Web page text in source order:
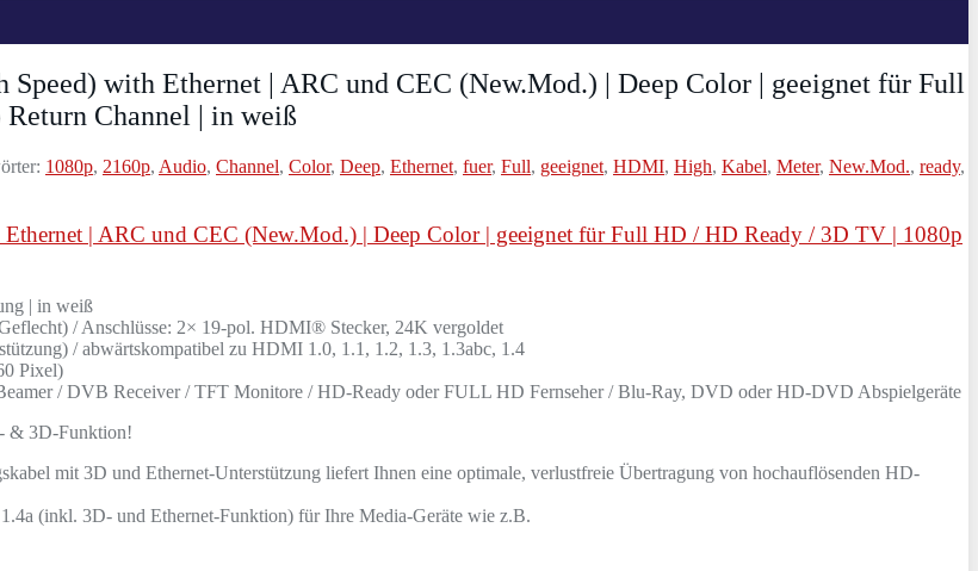
with Ethernet | ARC und CEC (New.Mod.) | Deep Color | geeignet für Full
Channel | in weiß
1080p, 2160p, Audio, Channel, Color, Deep, Ethernet, fuer, Full, geeignet, HDMI, High, Kabel, Meter, New.Mod., ready,
| ARC und CEC (New.Mod.) | Deep Color | geeignet für Full HD / HD Ready / 3D TV | 1080p
| in weiß
/ Anschlüsse: 2× 19-pol. HDMI® Stecker, 24K vergoldet
/ abwärtskompatibel zu HDMI 1.0, 1.1, 1.2, 1.3, 1.3abc, 1.4
Pixel)
/ DVB Receiver / TFT Monitore / HD-Ready oder FULL HD Fernseher / Blu-Ray, DVD oder HD-DVD Abspielgeräte
& 3D-Funktion!
mit 3D und Ethernet-Unterstützung liefert Ihnen eine optimale, verlustfreie Übertragung von hochauflösenden HD-
(inkl. 3D- und Ethernet-Funktion) für Ihre Media-Geräte wie z.B.